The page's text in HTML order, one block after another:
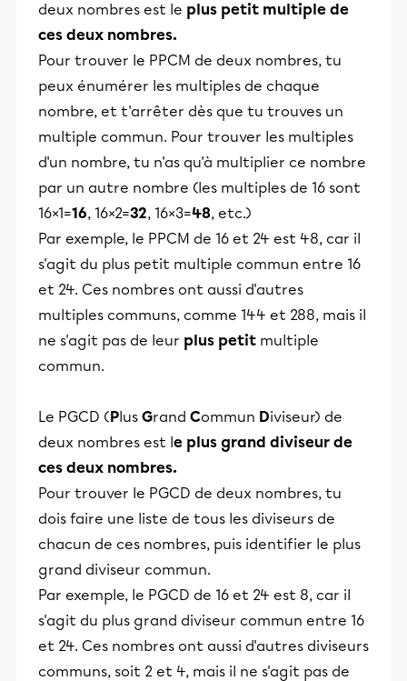
deux nombres est le plus petit multiple de
ces deux nombres.
Pour trouver le PPCM de deux nombres, tu
peux énumérer les multiples de chaque
nombre, et t'arrêter dès que tu trouves un
multiple commun. Pour trouver les multiples
d'un nombre, tu n'as qu'à multiplier ce nombre
par un autre nombre (les multiples de 16 sont
16×1=16, 16×2=32, 16×3=48, etc.)
Par exemple, le PPCM de 16 et 24 est 48, car il
s'agit du plus petit multiple commun entre 16
et 24. Ces nombres ont aussi d'autres
multiples communs, comme 144 et 288, mais il
ne s'agit pas de leur plus petit multiple
commun.
Le PGCD (Plus Grand Commun Diviseur) de
deux nombres est le plus grand diviseur de
ces deux nombres.
Pour trouver le PGCD de deux nombres, tu
dois faire une liste de tous les diviseurs de
chacun de ces nombres, puis identifier le plus
grand diviseur commun.
Par exemple, le PGCD de 16 et 24 est 8, car il
s'agit du plus grand diviseur commun entre 16
et 24. Ces nombres ont aussi d'autres diviseurs
communs, soit 2 et 4, mais il ne s'agit pas de